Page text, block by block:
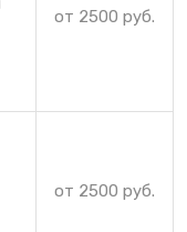
от 2500 руб.
от 2500 руб.